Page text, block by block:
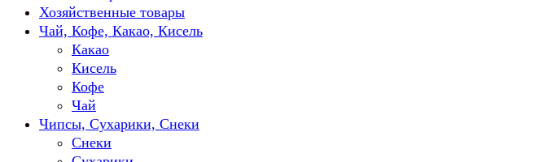
Хозяйственные товары
Чай, Кофе, Какао, Кисель
Какао
Кисель
Кофе
Чай
Чипсы, Сухарики, Снеки
Снеки